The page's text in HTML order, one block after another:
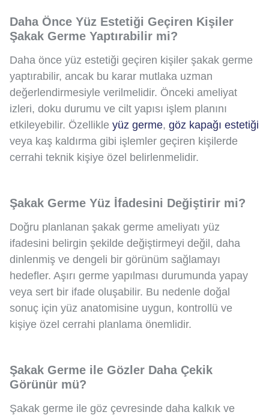
Daha Önce Yüz Estetiği Geçiren Kişiler
Şakak Germe Yaptırabilir mi?
Daha önce yüz estetiği geçiren kişiler şakak germe
yaptırabilir, ancak bu karar mutlaka uzman
değerlendirmesiyle verilmelidir. Önceki ameliyat
izleri, doku durumu ve cilt yapısı işlem planını
etkileyebilir. Özellikle yüz germe, göz kapağı estetiği
veya kaş kaldırma gibi işlemler geçiren kişilerde
cerrahi teknik kişiye özel belirlenmelidir.
Şakak Germe Yüz İfadesini Değiştirir mi?
Doğru planlanan şakak germe ameliyatı yüz
ifadesini belirgin şekilde değiştirmeyi değil, daha
dinlenmiş ve dengeli bir görünüm sağlamayı
hedefler. Aşırı germe yapılması durumunda yapay
veya sert bir ifade oluşabilir. Bu nedenle doğal
sonuç için yüz anatomisine uygun, kontrollü ve
kişiye özel cerrahi planlama önemlidir.
Şakak Germe ile Gözler Daha Çekik
Görünür mü?
Şakak germe ile göz çevresinde daha kalkık ve